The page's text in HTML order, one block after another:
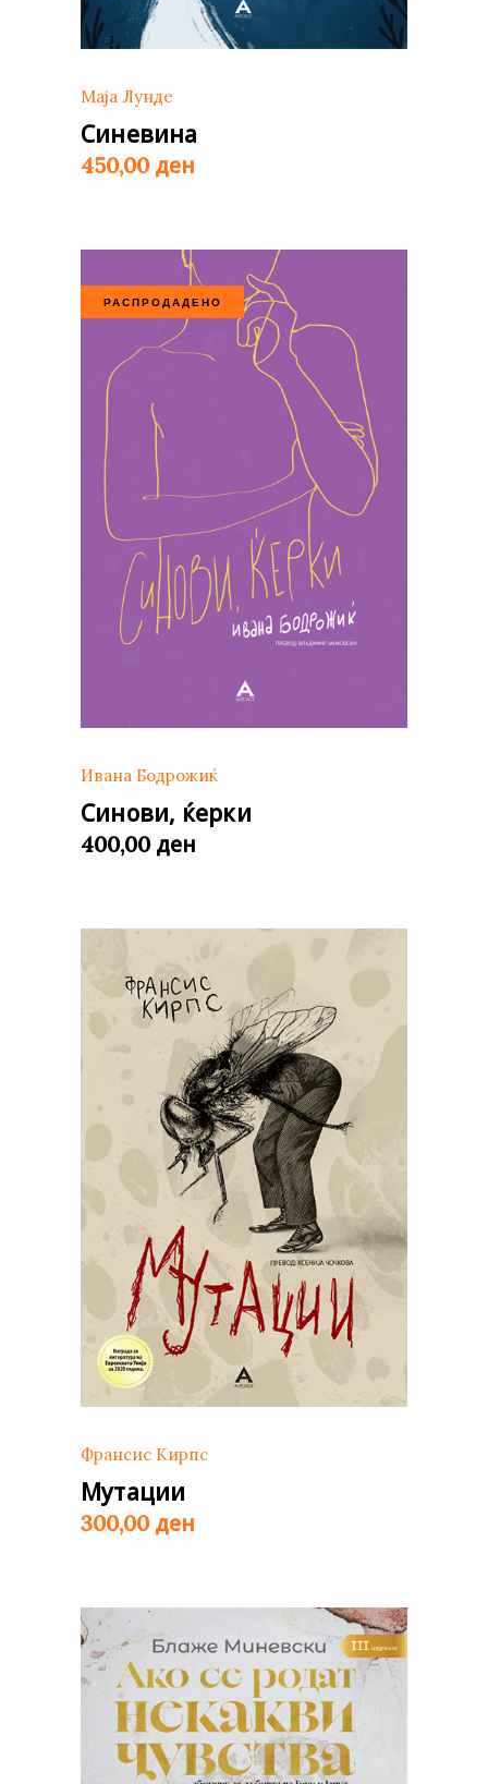
Маја Лунде
Синевина
450,00 ден
РАСПРОДАДЕНО
Ивана Бодрожиќ
Синови, ќерки
400,00 ден
Франсис Кирпс
Мутации
300,00 ден